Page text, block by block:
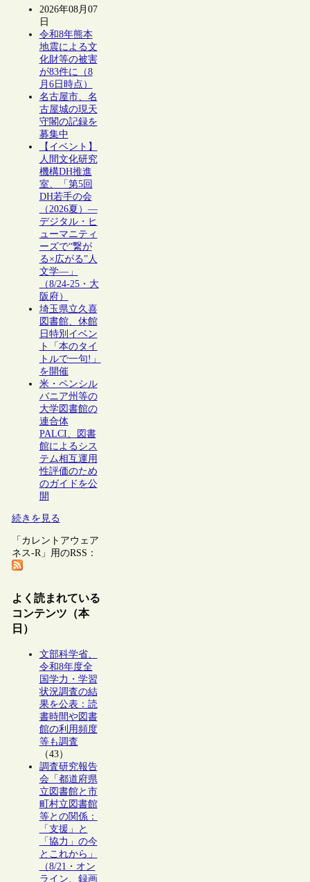
2026年08月07
日
令和8年熊本
地震による文
化財等の被害
が83件に（8
月6日時点）
名古屋市、名
古屋城の現天
守閣の記録を
募集中
【イベント】
人間文化研究
機構DH推進
室、「第5回
DH若手の会
（2026夏）―
デジタル・ヒ
ューマニティ
ーズで“繋が
る×広がる”人
文学―」
（8/24-25・大
阪府）
埼玉県立久喜
図書館、休館
日特別イベン
ト「本のタイ
トルで一句!」
を開催
米・ペンシル
バニア州等の
大学図書館の
連合体
PALCI、図書
館によるシス
テム相互運用
性評価のため
のガイドを公
開
続きを見る
「カレントアウェア
ネス-R」用のRSS：
よく読まれている
コンテンツ（本
日）
文部科学省、
令和8年度全
国学力・学習
状況調査の結
果を公表：読
書時間や図書
館の利用頻度
等も調査
（43）
調査研究報告
会「都道府県
立図書館と市
町村立図書館
等との関係：
「支援」と
「協力」の今
とこれから」
（8/21・オン
ライン、録画